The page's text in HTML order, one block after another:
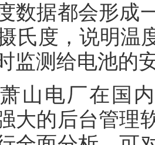
数据都会形成
氏度，说明温
监测给电池的
山电厂在国
大的后台管理